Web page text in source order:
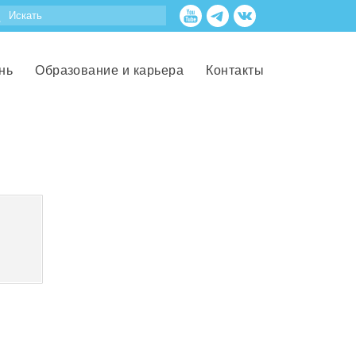
Образование и карьера Контакты